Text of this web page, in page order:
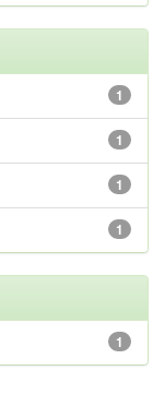
1
1
1
1
1